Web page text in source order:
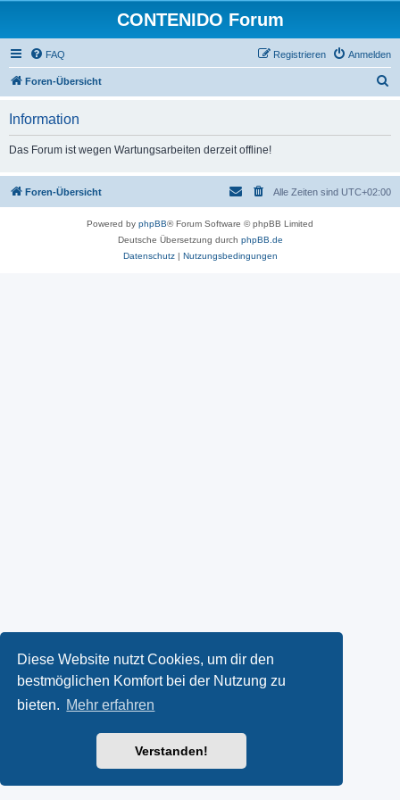
Diese Website nutzt Cookies, um dir den
bestmöglichen Komfort bei der Nutzung zu
bieten. Mehr erfahren
Verstanden!
CONTENIDO Forum
FAQ Anmelden
Registrieren
Foren-Übersicht
Information
Das Forum ist wegen Wartungsarbeiten derzeit offline!
Foren-Übersicht Alle Zeiten sind UTC+02:00
Powered by phpBB® Forum Software © phpBB Limited
Deutsche Übersetzung durch phpBB.de
Datenschutz| Nutzungsbedingungen